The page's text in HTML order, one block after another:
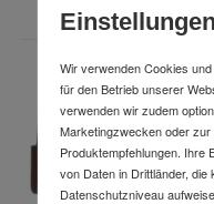
Art.-Nr.
Wir verwenden Cookies
für den Betrieb unserer
verwenden wir zudem
Marketingzwecken oder
Produktempfehlungen. Ihre
von Daten in Drittländer,
Datenschutzniveau